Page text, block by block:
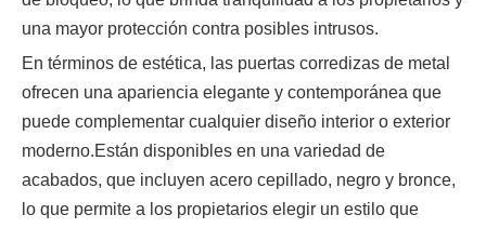
una mayor protección contra posibles intrusos.
En términos de estética, las puertas corredizas de metal
ofrecen una apariencia elegante y contemporánea que
puede complementar cualquier diseño interior o exterior
moderno.Están disponibles en una variedad de
acabados, que incluyen acero cepillado, negro y bronce,
lo que permite a los propietarios elegir un estilo que